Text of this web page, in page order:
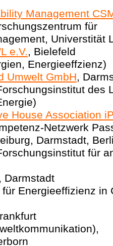
Management
für
Universtität
e.V., Bielefeld
Energieeffzienz)
Umwelt GmbH,
des
House Association
Netzwerk
Darmstadt,
für
, Darmstadt
Energieeffizienz in